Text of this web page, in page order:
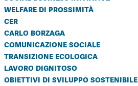
welfare di prossimità
cer
carlo borzaga
comunicazione sociale
transizione ecologica
lavoro dignitoso
obiettivi di sviluppo sostenibile